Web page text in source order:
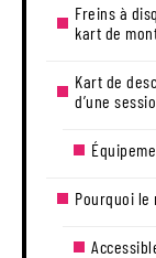
Freins à
kart de
Kart de
d’une
Pourquoi